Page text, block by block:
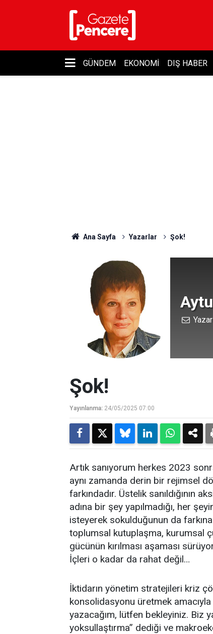
GÜNDEM EKONOMI DIŞ HABER
Ana Sayfa Yazarlar Şok!
Şok!
Yayınlanma: 24/05/2025 07:00
Artık sanıyorum herkes 2023
aynı zamanda derin bir rejimsel
farkındadır. Üstelik sanıldığının
adına bir şey yapılmadığı, her
isteyerek sokulduğunun da
toplumsal kutuplaşma, kurumsal
gücünün kırılması aşaması
İçleri o kadar da rahat değil…
İktidarın yönetim stratejileri kriz
konsolidasyonu üretmek
yazacağım, lütfen bekleyiniz. Biz
yoksullaştırma” dediği ve